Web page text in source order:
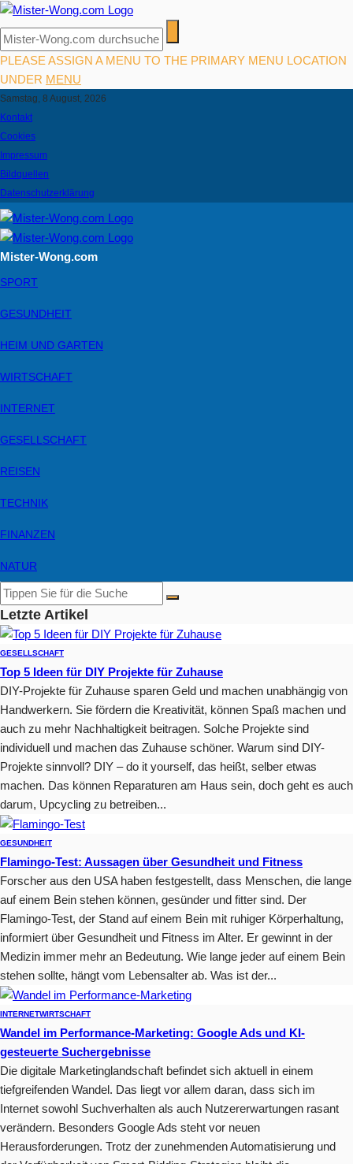
PLEASE ASSIGN A MENU TO THE PRIMARY MENU LOCATION
UNDER MENU
Samstag, 8 August, 2026
Kontakt
Cookies
Impressum
Bildquellen
Datenschutzerklärung
Mister-Wong.com
SPORT
GESUNDHEIT
HEIM UND GARTEN
WIRTSCHAFT
INTERNET
GESELLSCHAFT
REISEN
TECHNIK
FINANZEN
NATUR
Letzte Artikel
GESELLSCHAFT
Top 5 Ideen für DIY Projekte für Zuhause
DIY-Projekte für Zuhause sparen Geld und machen unabhängig von
Handwerkern. Sie fördern die Kreativität, können Spaß machen und
auch zu mehr Nachhaltigkeit beitragen. Solche Projekte sind
individuell und machen das Zuhause schöner. Warum sind DIY-
Projekte sinnvoll? DIY – do it yourself, das heißt, selber etwas
machen. Das können Reparaturen am Haus sein, doch geht es auch
darum, Upcycling zu betreiben...
GESUNDHEIT
Flamingo-Test: Aussagen über Gesundheit und Fitness
Forscher aus den USA haben festgestellt, dass Menschen, die lange
auf einem Bein stehen können, gesünder und fitter sind. Der
Flamingo-Test, der Stand auf einem Bein mit ruhiger Körperhaltung,
informiert über Gesundheit und Fitness im Alter. Er gewinnt in der
Medizin immer mehr an Bedeutung. Wie lange jeder auf einem Bein
stehen sollte, hängt vom Lebensalter ab. Was ist der...
INTERNETWIRTSCHAFT
Wandel im Performance-Marketing: Google Ads und KI-
gesteuerte Suchergebnisse
Die digitale Marketinglandschaft befindet sich aktuell in einem
tiefgreifenden Wandel. Das liegt vor allem daran, dass sich im
Internet sowohl Suchverhalten als auch Nutzererwartungen rasant
verändern. Besonders Google Ads steht vor neuen
Herausforderungen. Trotz der zunehmenden Automatisierung und